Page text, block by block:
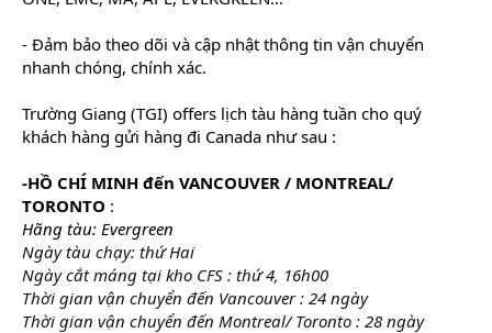
- Đảm bảo theo dõi và cập nhật thông tin vận chuyển
nhanh chóng, chính xác.
Trường Giang (TGI) offers lịch tàu hàng tuần cho quý
khách hàng gửi hàng đi Canada như sau :
-HỒ CHÍ MINH đến VANCOUVER / MONTREAL/
TORONTO :
Hãng tàu: Evergreen
Ngày tàu chạy: thứ Hai
Ngày cắt máng tại kho CFS : thứ 4, 16h00
Thời gian vận chuyển đến Vancouver : 24 ngày
Thời gian vận chuyển đến Montreal/ Toronto : 28 ngày